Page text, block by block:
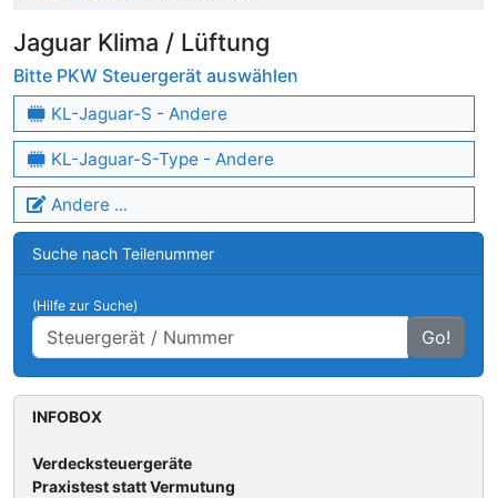
Jaguar Klima / Lüftung
Bitte PKW Steuergerät auswählen
KL-Jaguar-S - Andere
KL-Jaguar-S-Type - Andere
Andere ...
Suche nach Teilenummer
(Hilfe zur Suche)
Go!
INFOBOX
Verdecksteuergeräte
Praxistest statt Vermutung